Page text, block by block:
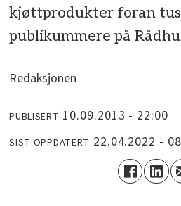
kjøttprodukter foran
publikummere på
Redaksjonen
PUBLISERT 10.09.2013 - 22:00
SIST OPPDATERT 22.04.2022 -